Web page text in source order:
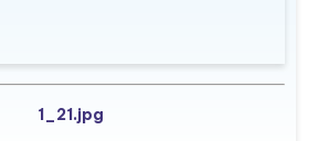
1_21.jpg